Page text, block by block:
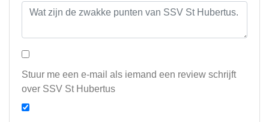
Stuur me een e-mail als iemand een review schrijft
over SSV St Hubertus